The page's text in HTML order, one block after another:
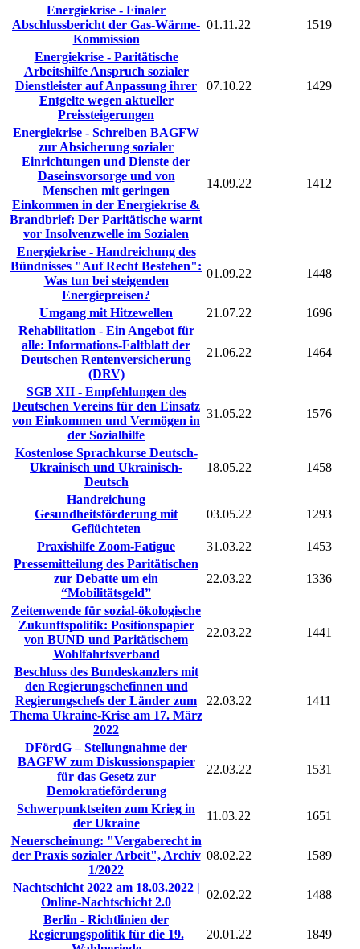
Energiekrise - Finaler
Abschlussbericht der Gas-Wärme-
Kommission
01.11.22 1519
Energiekrise - Paritätische
Arbeitshilfe Anspruch sozialer
Dienstleister auf Anpassung ihrer
Entgelte wegen aktueller
Preissteigerungen
07.10.22 1429
Energiekrise - Schreiben BAGFW
zur Absicherung sozialer
Einrichtungen und Dienste der
Daseinsvorsorge und von
Menschen mit geringen
Einkommen in der Energiekrise &
Brandbrief: Der Paritätische warnt
vor Insolvenzwelle im Sozialen
14.09.22 1412
Energiekrise - Handreichung des
Bündnisses "Auf Recht Bestehen":
Was tun bei steigenden
Energiepreisen?
01.09.22 1448
Umgang mit Hitzewellen 21.07.22
1696
Rehabilitation - Ein Angebot für
alle: Informations-Faltblatt der
Deutschen Rentenversicherung
(DRV)
21.06.22 1464
SGB XII - Empfehlungen des
Deutschen Vereins für den Einsatz
von Einkommen und Vermögen in
der Sozialhilfe
31.05.22 1576
Kostenlose Sprachkurse Deutsch-
Ukrainisch und Ukrainisch-
Deutsch
18.05.22 1458
Handreichung
Gesundheitsförderung mit
Geflüchteten
03.05.22 1293
Praxishilfe Zoom-Fatigue 31.03.22
1453
Pressemitteilung des Paritätischen
zur Debatte um ein
“Mobilitätsgeld”
22.03.22 1336
Zeitenwende für sozial-ökologische
Zukunftspolitik: Positionspapier
von BUND und Paritätischem
Wohlfahrtsverband
22.03.22 1441
Beschluss des Bundeskanzlers mit
den Regierungschefinnen und
Regierungschefs der Länder zum
Thema Ukraine-Krise am 17. März
2022
22.03.22 1411
DFördG – Stellungnahme der
BAGFW zum Diskussionspapier
für das Gesetz zur
Demokratieförderung
22.03.22 1531
Schwerpunktseiten zum Krieg in
der Ukraine
11.03.22
1651
Neuerscheinung: "Vergaberecht in
der Praxis sozialer Arbeit", Archiv
1/2022
08.02.22 1589
Nachtschicht 2022 am 18.03.2022 |
Online-Nachtschicht 2.0
02.02.22
1488
Berlin - Richtlinien der
Regierungspolitik für die 19.
20.01.22 1849